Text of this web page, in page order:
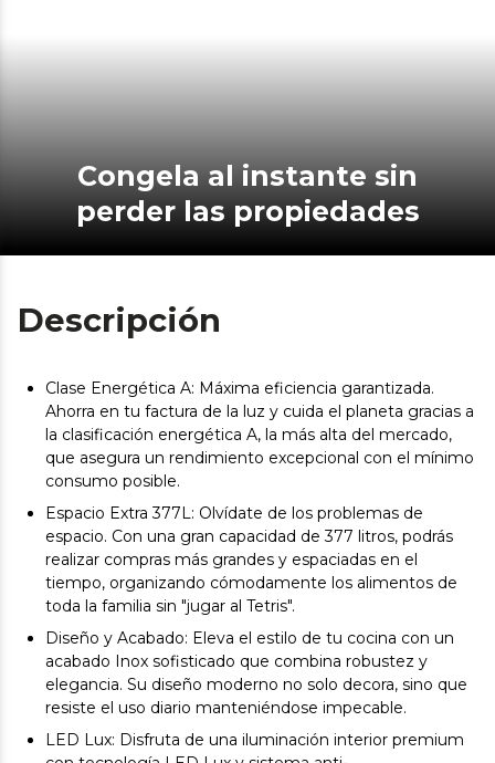
Congela al instante sin
perder las propiedades
Descripción
Clase Energética A: Máxima eficiencia garantizada.
Ahorra en tu factura de la luz y cuida el planeta gracias a
la clasificación energética A, la más alta del mercado,
que asegura un rendimiento excepcional con el mínimo
consumo posible.
Espacio Extra 377L: Olvídate de los problemas de
espacio. Con una gran capacidad de 377 litros, podrás
realizar compras más grandes y espaciadas en el
tiempo, organizando cómodamente los alimentos de
toda la familia sin "jugar al Tetris".
Diseño y Acabado: Eleva el estilo de tu cocina con un
acabado Inox sofisticado que combina robustez y
elegancia. Su diseño moderno no solo decora, sino que
resiste el uso diario manteniéndose impecable.
LED Lux: Disfruta de una iluminación interior premium